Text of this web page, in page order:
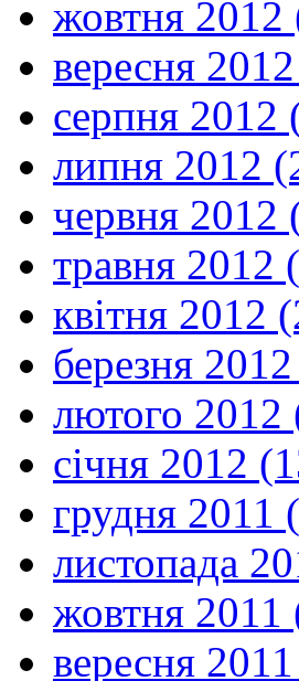
жовтня 2012
вересня
серпня 2012
липня 2012
червня 2012
травня 2012
квітня 2012
березня
лютого 2012
січня 2012
грудня 2011
листопада
жовтня 2011
вересня